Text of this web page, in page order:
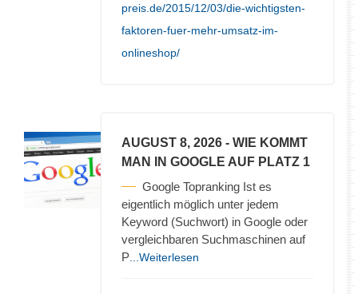
preis.de/2015/12/03/die-wichtigsten-
faktoren-fuer-mehr-umsatz-im-
onlineshop/
AUGUST 8, 2026 - WIE KOMMT
MAN IN GOOGLE AUF PLATZ 1
Google Topranking Ist es
eigentlich möglich unter jedem
Keyword (Suchwort) in Google oder
vergleichbaren Suchmaschinen auf
P ...Weiterlesen